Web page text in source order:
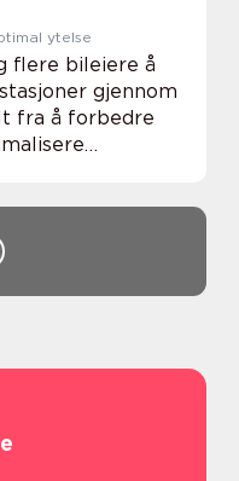
ytelse
flere bileiere å
gjennom
fra å forbedre